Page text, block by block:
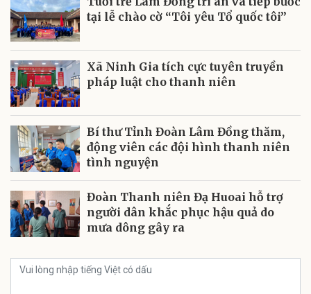
tại lễ chào cờ “Tôi yêu Tổ quốc tôi”
Xã Ninh Gia tích cực tuyên truyền
pháp luật cho thanh niên
Bí thư Tỉnh Đoàn Lâm Đồng thăm,
động viên các đội hình thanh niên
tình nguyện
Đoàn Thanh niên Đạ Huoai hỗ trợ
người dân khắc phục hậu quả do
mưa dông gây ra